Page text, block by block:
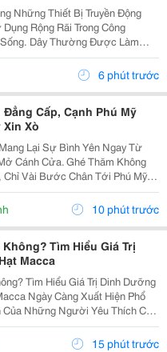
Những Thiết Bị Truyền Động
Rộng Rãi Trong Công
Làm
Có Nguồn Gốc Từ Dầu Mỏ, Bên
Dây Curoa Truyền
6 phút trước
Cấp, Cạnh Phú Mỹ
Xò
Lại Sự Bình Yên Ngay Từ
Cánh Cửa. Ghé Thăm Không
Chỉ Vài Bước Chân Tới Phú Mỹ
&Times; 18M &Bull; 1 Trệt 3 Lầu...
10 phút trước
Tìm Hiểu Giá Trị
Macca
Tìm Hiểu Giá Trị Dinh Dưỡng
Những Người Yêu Thích Các
Với Vị Béo Nhẹ, Thơm Bùi Và
Macca Có Thể Trở Thành
15 phút trước